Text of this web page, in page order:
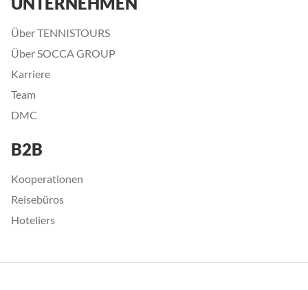
Über TENNISTOURS
Über SOCCA GROUP
Karriere
Team
DMC
B2B
Kooperationen
Reisebüros
Hoteliers